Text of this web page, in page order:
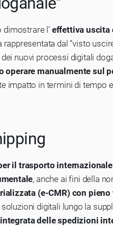
dimostrare l’ effettiva uscita
dal “visto
nuovi processi digitali
operare manualmente sul
impatto in termini di tempo
il trasporto
, anche ai fini della
(e-CMR) con
digitali lungo la
delle spedizioni